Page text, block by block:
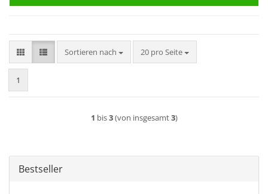
Sortieren nach
Sortieren nach 20 pro Seite
pro Seite
1
1 bis3(von insgesamt3)
Bestseller